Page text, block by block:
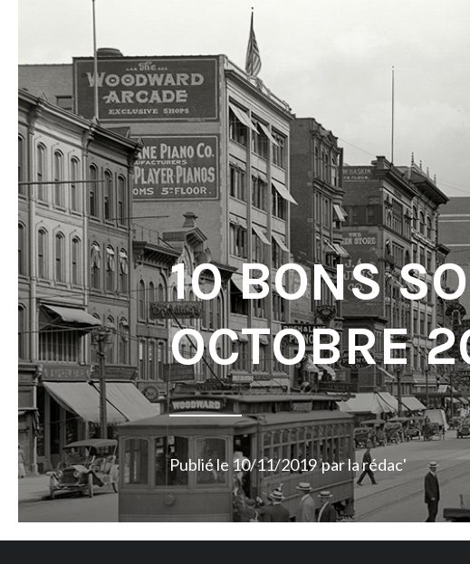
10 BONS
OCTOBRE
Publié le 10/11/2019 parla rédac'